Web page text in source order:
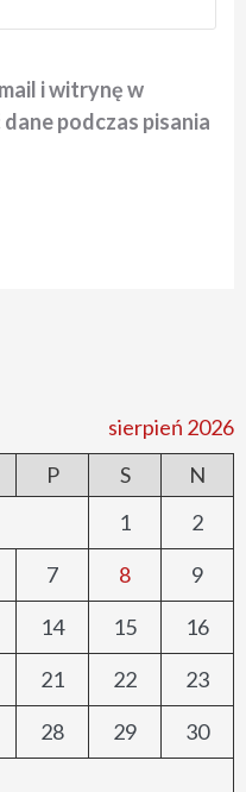
i witrynę w
podczas pisania
sierpień 2026
P S
N
1
2
7 8
9
14 15
16
21 22
23
28 29
30